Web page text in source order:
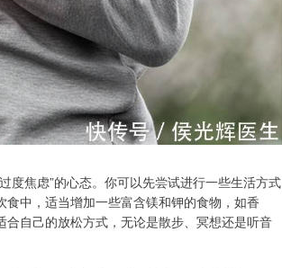
度焦虑”的心态。你可以先尝试进行一些生活方式
中，适当增加一些富含镁和钾的食物，如香
自己的放松方式，无论是散步、冥想还是听音